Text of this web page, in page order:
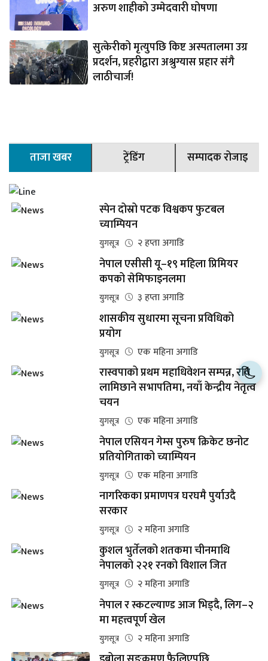
अरुण शाहीको उम्मेदवारी घोषणा
सुत्केरीको मृत्युपछि किष्ट अस्पतालमा उग्र
प्रदर्शन, प्रहरीद्वारा अश्रुग्यास प्रहार संगै
लाठीचार्ज!
ताजा खबर ट्रेंडिंग सम्पादक रोजाइ
स्पेन दोस्रो पटक विश्वकप फुटबल
च्याम्पियन
युगसूत्र २ हप्ता अगाडि
नेपाल एसीसी यू–१९ महिला प्रिमियर
कपको सेमिफाइनलमा
युगसूत्र ३ हप्ता अगाडि
शासकीय सुधारमा सूचना प्रविधिको
प्रयोग
युगसूत्र एक महिना अगाडि
रास्वपाको प्रथम महाधिवेशन सम्पन्न, रवि
लामिछाने सभापतिमा, नयाँ केन्द्रीय नेतृत्व
चयन
युगसूत्र एक महिना अगाडि
नेपाल एसियन गेम्स पुरुष क्रिकेट छनोट
प्रतियोगिताको च्याम्पियन
युगसूत्र एक महिना अगाडि
नागरिकका प्रमाणपत्र घरघमै पुर्याउदै
सरकार
युगसूत्र २ महिना अगाडि
कुशल भुर्तेलको शतकमा चीनमाथि
नेपालको २२१ रनको विशाल जित
युगसूत्र २ महिना अगाडि
नेपाल र स्कटल्याण्ड आज भिड्दै, लिग–२
मा महत्त्वपूर्ण खेल
युगसूत्र २ महिना अगाडि